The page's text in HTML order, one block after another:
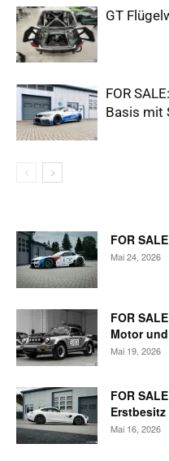
GT
FOR
Basis mit
FOR
Mai 24, 2026
FOR
Motor
Mai 19, 2026
FOR
Mai 16, 2026